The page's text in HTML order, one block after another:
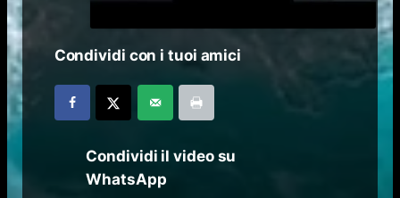
Condividi con i tuoi amici
Condividi il video su
WhatsApp